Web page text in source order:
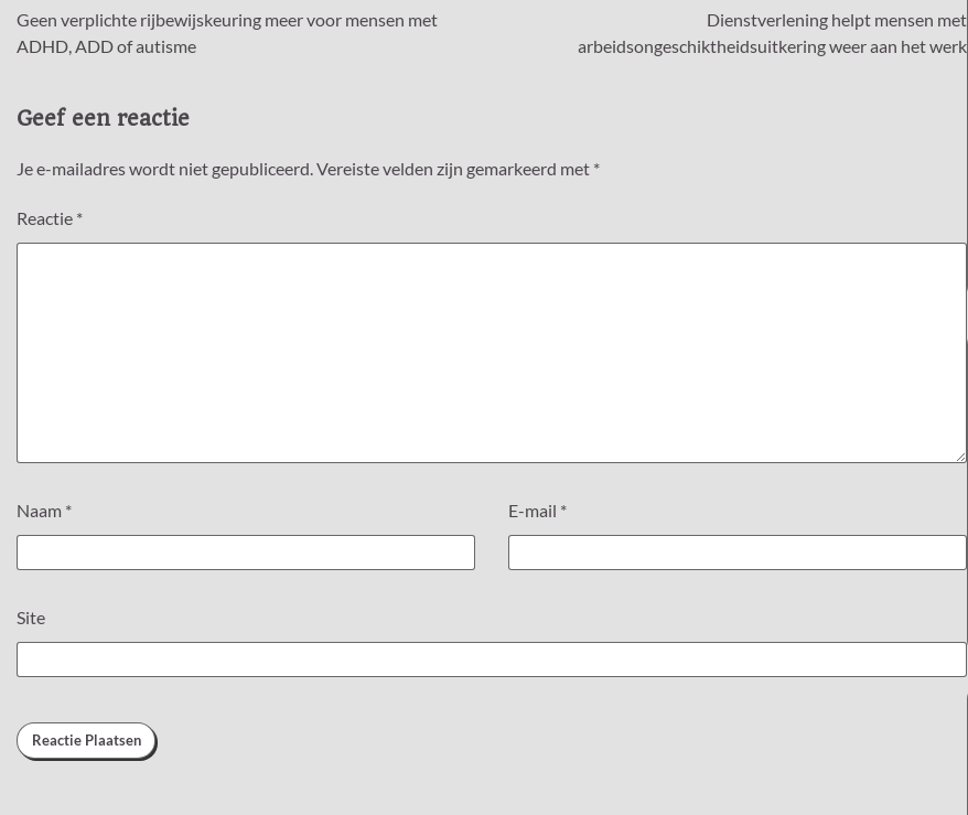
navigatie
Geen verplichte rijbewijskeuring meer voor mensen met
ADHD, ADD of autisme
Dienstverlening helpt mensen met
arbeidsongeschiktheidsuitkering weer aan het werk
Geef een reactie
Je e-mailadres wordt niet gepubliceerd.Vereiste velden zijn gemarkeerd met *
Reactie *
Naam * E-mail *
Site